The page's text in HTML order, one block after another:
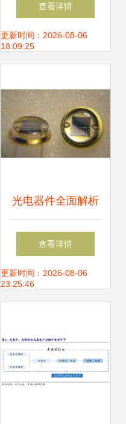
破解后摩尔时代光
查看详情
更新时间：2026-08-06
18:09:25
光电器件全面解析
从光电池走向光电
传感器
查看详情
更新时间：2026-08-06
23:25:46